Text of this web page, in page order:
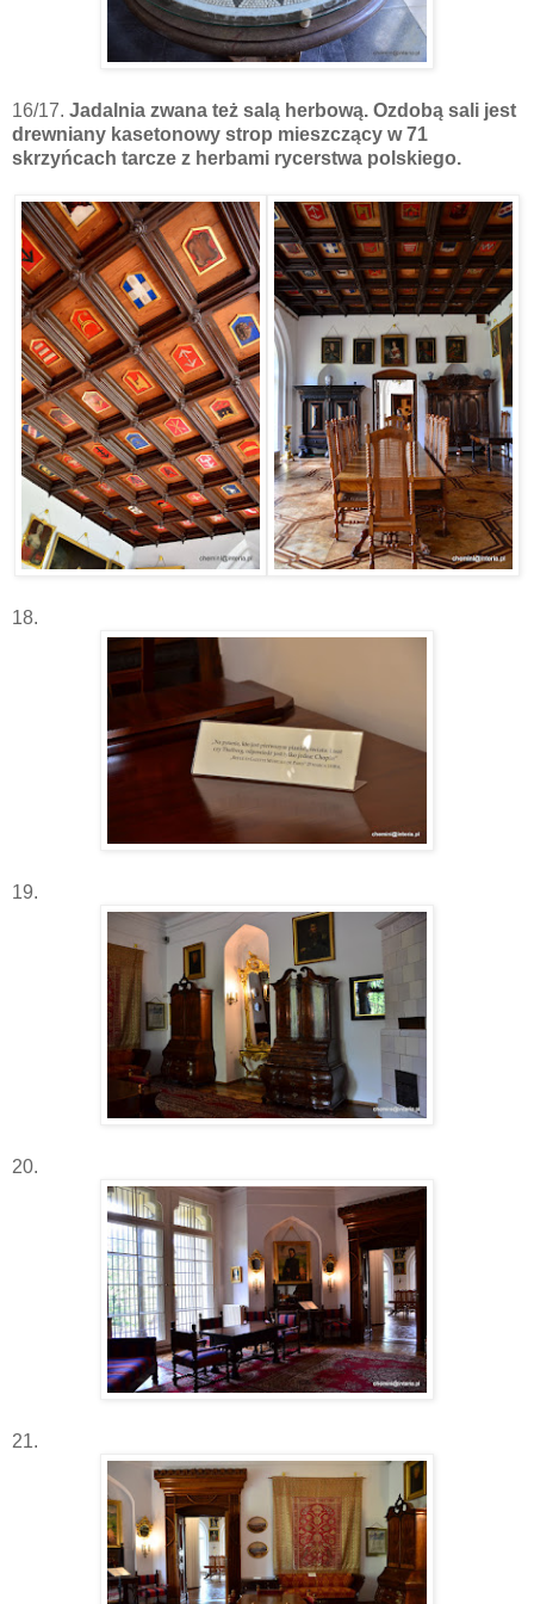
16/17. Jadalnia zwana też salą herbową. Ozdobą sali jest
drewniany kasetonowy strop mieszczący w 71
skrzyńcach tarcze z herbami rycerstwa polskiego.
18.
19.
20.
21.